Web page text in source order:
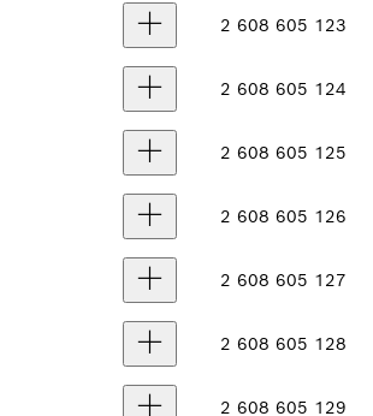
2 608 605 123
2 608 605 124
2 608 605 125
2 608 605 126
2 608 605 127
2 608 605 128
2 608 605 129